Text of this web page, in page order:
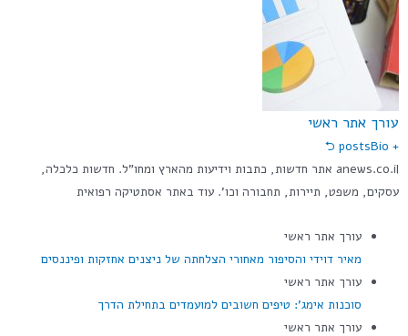
עורך אתר ראשי
+ posts
Bio ⮌
anews.co.il אתר חדשות, כתבות וידיעות מהארץ ומחו"ל. חדשות כלכלה,
עסקים, משפט, תיירות, תחבורה וכו'. עוד באתר אסתטיקה רפואית
עורך אתר ראשי
מאיר דוידי והסיפור מאחורי הצלחתה של ניצנים אחזקות ופיננסים
עורך אתר ראשי
סוכנות אימג': טיפים חשובים למועמדים בתחילת הדרך
עורך אתר ראשי